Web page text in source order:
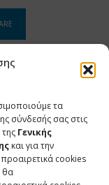
τα
σύνδεσής σας στις
Γενικής
και για την
cookies
θα
και